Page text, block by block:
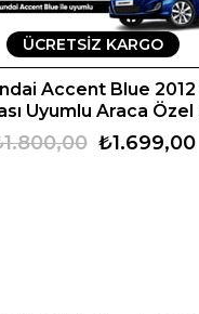
Accent Blue 2012
Uyumlu Araca
₺1.699,00
ÜCRETSIZ KARGO